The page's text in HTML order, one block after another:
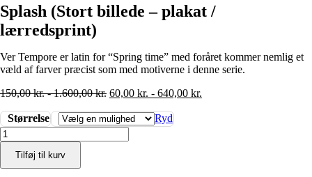
Splash (Stort billede – plakat /
lærredsprint)
Ver Tempore er latin for “Spring time” med foråret kommer nemlig et
væld af farver præcist som med motiverne i denne serie.
150,00kr.-1.600,00kr. 60,00 kr. - 640,00 kr.
Størrelse
Ryd
Splash
(Stort
billede
-
Tilføj til kurv